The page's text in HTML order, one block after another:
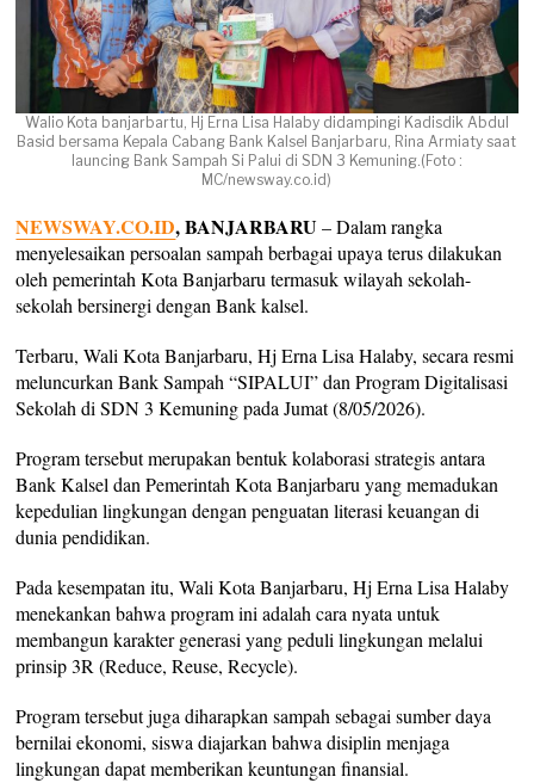
Walio Kota banjarbartu, Hj Erna Lisa Halaby didampingi Kadisdik Abdul
Basid bersama Kepala Cabang Bank Kalsel Banjarbaru, Rina Armiaty saat
launcing Bank Sampah Si Palui di SDN 3 Kemuning.(Foto :
MC/newsway.co.id)
NEWSWAY.CO.ID, BANJARBARU– Dalam rangka
menyelesaikan persoalan sampah berbagai upaya terus dilakukan
oleh pemerintah Kota Banjarbaru termasuk wilayah sekolah-
sekolah bersinergi dengan Bank kalsel.
Terbaru, Wali Kota Banjarbaru, Hj Erna Lisa Halaby, secara resmi
meluncurkan Bank Sampah “SIPALUI” dan Program Digitalisasi
Sekolah di SDN 3 Kemuning pada Jumat (8/05/2026).
Program tersebut merupakan bentuk kolaborasi strategis antara
Bank Kalsel dan Pemerintah Kota Banjarbaru yang memadukan
kepedulian lingkungan dengan penguatan literasi keuangan di
dunia pendidikan.
Pada kesempatan itu, Wali Kota Banjarbaru, Hj Erna Lisa Halaby
menekankan bahwa program ini adalah cara nyata untuk
membangun karakter generasi yang peduli lingkungan melalui
prinsip 3R (Reduce, Reuse, Recycle).
Program tersebut juga diharapkan sampah sebagai sumber daya
bernilai ekonomi, siswa diajarkan bahwa disiplin menjaga
lingkungan dapat memberikan keuntungan finansial.